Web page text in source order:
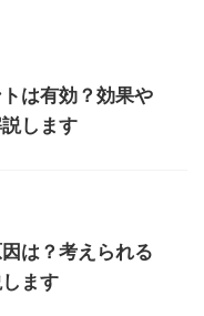
は有効？効果や
します
は？考えられる
ます